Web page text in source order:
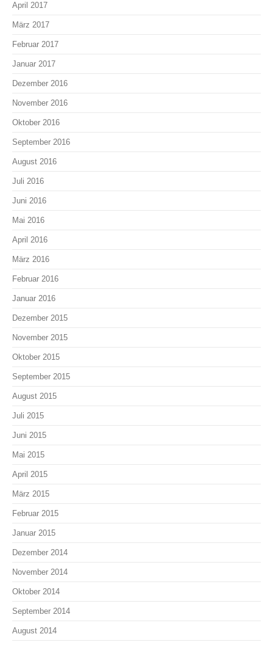
April 2017
März 2017
Februar 2017
Januar 2017
Dezember 2016
November 2016
Oktober 2016
September 2016
August 2016
Juli 2016
Juni 2016
Mai 2016
April 2016
März 2016
Februar 2016
Januar 2016
Dezember 2015
November 2015
Oktober 2015
September 2015
August 2015
Juli 2015
Juni 2015
Mai 2015
April 2015
März 2015
Februar 2015
Januar 2015
Dezember 2014
November 2014
Oktober 2014
September 2014
August 2014